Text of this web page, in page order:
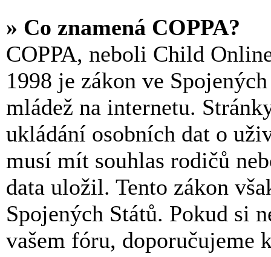
» Co znamená COPPA?
COPPA, neboli Child
1998 je zákon ve
mládež na internetu.
ukládání osobních dat o
musí mít souhlas rodičů
data uložil. Tento zákon
Spojených Států. Pokud si
vašem fóru, doporučujeme